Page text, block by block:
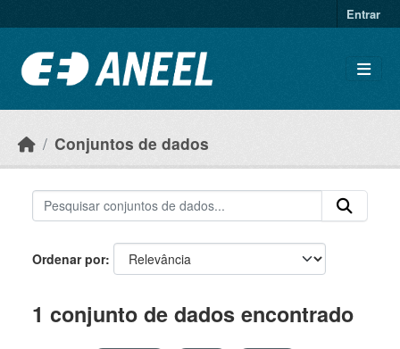
Entrar
Conjuntos de dados
Ordenar por
1 conjunto de dados encontrado